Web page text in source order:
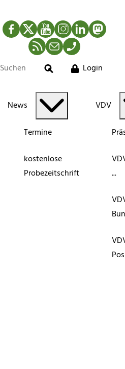
Facebook
TwitterYouTubeInstagram
LinkedIn
RSS-Newsfeed
MailTelefon
Suche
Login
News
Termine
kostenlose
Probezeitschrift
VDV
...